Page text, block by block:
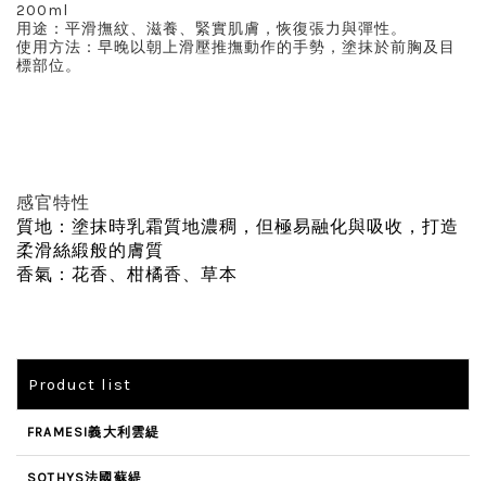
200ml
用途：平滑撫紋、滋養、緊實肌膚，恢復張力與彈性。
使用方法：早晚以朝上滑壓推撫動作的手勢，塗抹於前胸及目
標部位。
感官特性
質地：塗抹時乳霜質地濃稠，但極易融化與吸收，打造
柔滑絲緞般的膚質
香氣：花香、柑橘香、草本
Product list
FRAMESI義大利雲緹